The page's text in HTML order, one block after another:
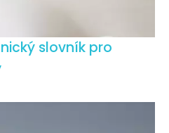
slovník pro